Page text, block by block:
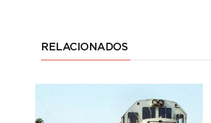
RELACIONADOS